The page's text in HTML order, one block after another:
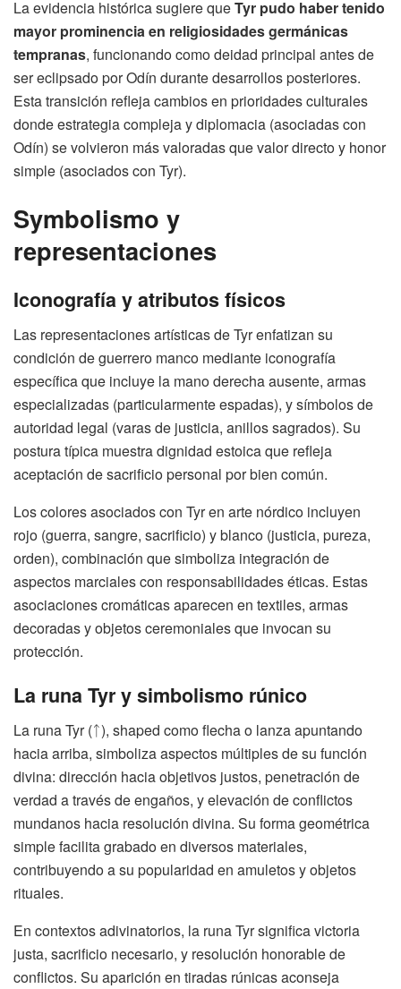
La evidencia histórica sugiere queTyr pudo haber tenido
mayor prominencia en religiosidades germánicas
tempranas, funcionando como deidad principal antes de
ser eclipsado por Odín durante desarrollos posteriores.
Esta transición refleja cambios en prioridades culturales
donde estrategia compleja y diplomacia (asociadas con
Odín) se volvieron más valoradas que valor directo y honor
simple (asociados con Tyr).
Symbolismo y
representaciones
Iconografía y atributos físicos
Las representaciones artísticas de Tyr enfatizan su
condición de guerrero manco mediante iconografía
específica que incluye la mano derecha ausente, armas
especializadas (particularmente espadas), y símbolos de
autoridad legal (varas de justicia, anillos sagrados). Su
postura típica muestra dignidad estoica que refleja
aceptación de sacrificio personal por bien común.
Los colores asociados con Tyr en arte nórdico incluyen
rojo (guerra, sangre, sacrificio) y blanco (justicia, pureza,
orden), combinación que simboliza integración de
aspectos marciales con responsabilidades éticas. Estas
asociaciones cromáticas aparecen en textiles, armas
decoradas y objetos ceremoniales que invocan su
protección.
La runa Tyr y simbolismo rúnico
La runa Tyr (ᛏ), shaped como flecha o lanza apuntando
hacia arriba, simboliza aspectos múltiples de su función
divina: dirección hacia objetivos justos, penetración de
verdad a través de engaños, y elevación de conflictos
mundanos hacia resolución divina. Su forma geométrica
simple facilita grabado en diversos materiales,
contribuyendo a su popularidad en amuletos y objetos
rituales.
En contextos adivinatorios, la runa Tyr significa victoria
justa, sacrificio necesario, y resolución honorable de
conflictos. Su aparición en tiradas rúnicas aconseja